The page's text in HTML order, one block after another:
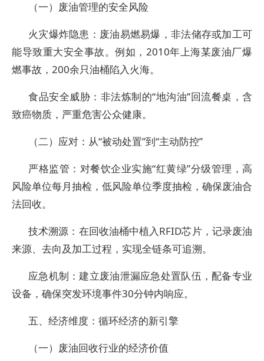
（一）废油管理的安全风险
火灾爆炸隐患：废油易燃易爆，非法储存或加工可
能导致重大安全事故。例如，2010年上海某废油厂爆
燃事故，200余只油桶陷入火海。
食品安全威胁：非法炼制的“地沟油”回流餐桌，含
致癌物质，严重危害公众健康。
（二）应对：从“被动处置”到“主动防控”
严格监管：对餐饮企业实施“红黄绿”分级管理，高
风险单位每月抽检，低风险单位季度抽检，确保废油合
法回收。
技术溯源：在回收油桶中植入RFID芯片，记录废油
来源、去向及加工过程，实现全链条可追溯。
应急机制：建立废油泄漏应急处置队伍，配备专业
设备，确保突发环境事件30分钟内响应。
五、经济维度：循环经济的新引擎
（一）废油回收行业的经济价值